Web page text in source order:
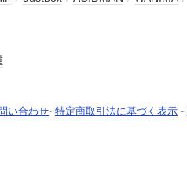
い合わせ- 特定商取引法に基づく表示 -